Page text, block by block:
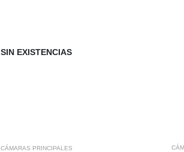
SIN EXISTENCIAS
CÁMARAS PRINCIPALES